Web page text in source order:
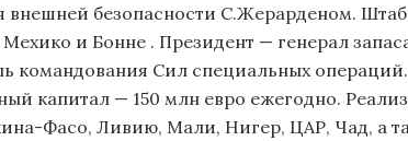
внешней безопасности С.Жерарденом.
Мехико и Бонне . Президент — генерал
командования Сил специальных
капитал — 150 млн евро ежегодно.
Фасо, Ливию, Мали, Нигер, ЦАР, Чад, а